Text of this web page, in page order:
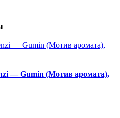
— Gumin (Мотив аромата),